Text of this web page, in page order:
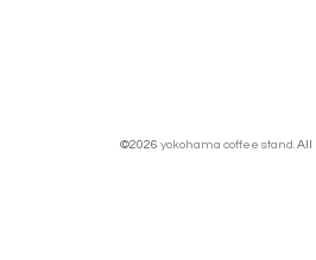
©2026 yokohama coffee stand. All